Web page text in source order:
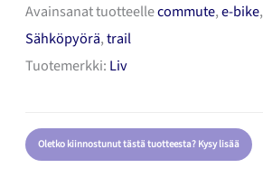
EX
Sähkömaastopyörä
määrä
Avainsanat tuotteellecommute,e-bike,
Sähköpyörä,trail
Tuotemerkki: Liv
Oletko kiinnostunut tästä tuotteesta? Kysy lisää